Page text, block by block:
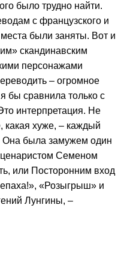
было трудно найти.
с французского и
были заняты. Вот и
скандинавским
персонажами
– огромное
бы сравнила только с
интерпретация. Не
какая хуже, – каждый
Она была замужем один
Семеном
или Посторонним вход
«Розыгрыш» и
Лунгины, –